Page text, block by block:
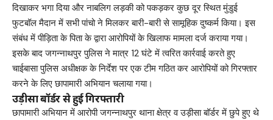
दिखाकर भगा दिया और नाबलिग लड़की को पकड़कर कुछ दूर स्थित मुंडुई
फुटबॉल मैदान में सभी पांचो ने मिलकर बारी-बारी से सामूहिक दुष्कर्म किया। इस
संबंध में पीड़िता के पिता के द्वारा आरोपियों के खिलाफ मामला दर्ज कराया गया।
इसके बाद जगन्नाथपुर पुलिस ने मात्र 12 घंटे में त्वरित कार्रवाई करते हुए
चाईबासा पुलिस अधीक्षक के निर्देश पर एक टीम गठित कर आरोपियों को गिरफ्तार
करने के लिए छापामारी अभियान चलाया गया।
उड़ीसा बॉर्डर से हुई गिरफ्तारी
छापामारी अभियान में आरोपी जगन्नाथपुर थाना क्षेत्र व उड़ीसा बॉर्डर में छुपे हुए थे